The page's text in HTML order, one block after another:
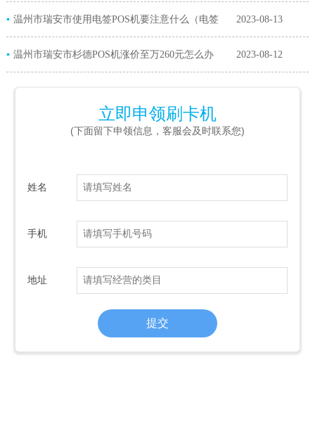
POS机提示作弊嫌疑）
▪ 温州市瑞安市使用电签POS机要注意什么（电签
POS机的功能）
2023-08-13
▪ 温州市瑞安市杉德POS机涨价至万260元怎么办
（杉德POS机费率上涨原因）
2023-08-12